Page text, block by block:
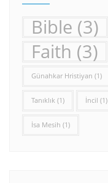
Bible (3)
Faith (3)
Günahkar Hristiyan (1)
Tanıklık (1) İncil (1)
İsa Mesih (1)